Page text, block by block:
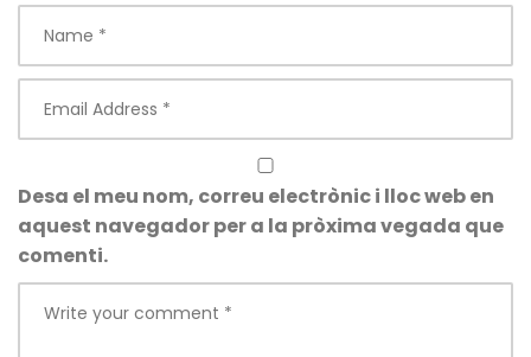
Desa el meu nom, correu electrònic i lloc web en
aquest navegador per a la pròxima vegada que
comenti.